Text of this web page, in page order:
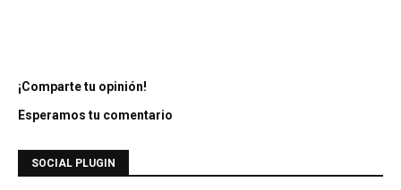
¡Comparte tu opinión!
Esperamos tu comentario
SOCIAL PLUGIN